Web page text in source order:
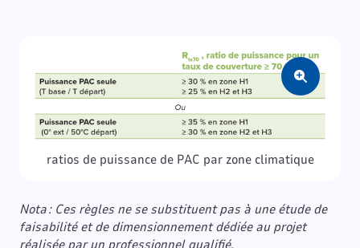
Zoom
ratios de puissance de PAC par zone climatique
Nota : Ces règles ne se substituent pas à une étude de
faisabilité et de dimensionnement dédiée au projet
réalisée par un professionnel qualifié.